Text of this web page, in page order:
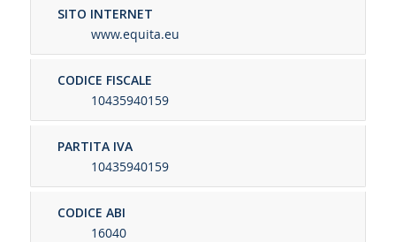
SITO INTERNET
www.equita.eu
CODICE FISCALE
10435940159
PARTITA IVA
10435940159
CODICE ABI
16040